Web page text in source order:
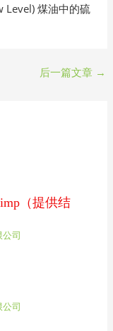
煤油中的硫
后一篇文章 →
（提供结
司
司